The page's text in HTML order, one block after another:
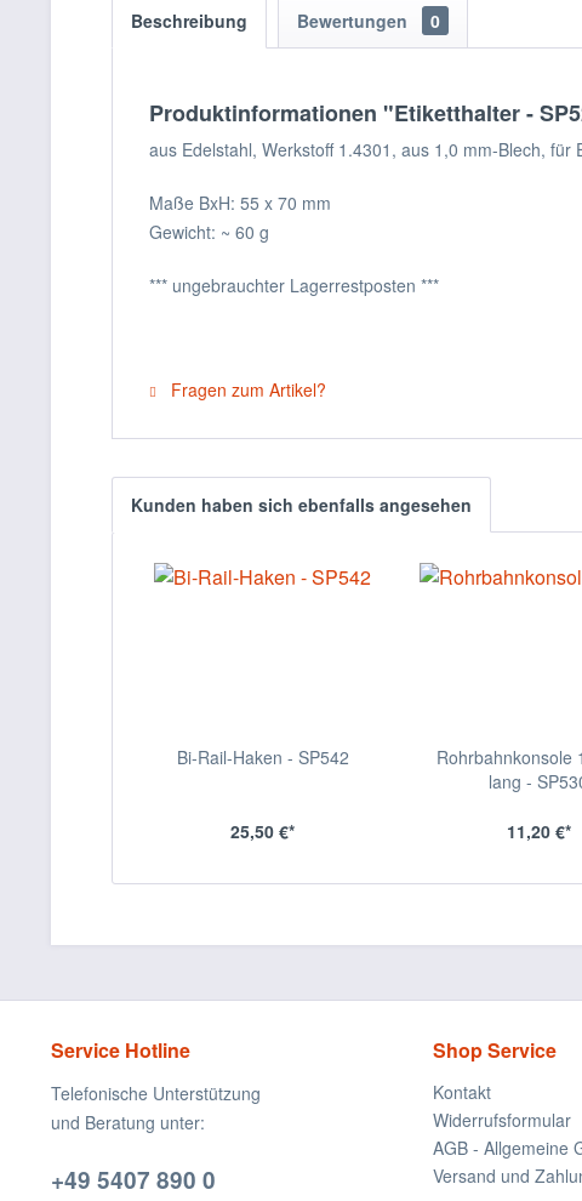
Beschreibung Bewertungen 0
Produktinformationen "Etiketthalter -
aus Edelstahl, Werkstoff 1.4301, aus 1,0 mm-Blech, für
Maße BxH: 55 x 70 mm
Gewicht: ~ 60 g
*** ungebrauchter Lagerrestposten ***
Fragen zum Artikel?
Kunden haben sich ebenfalls angesehen
Bi-Rail-Haken - SP542
25,50 €*
Rohrbahnkonsole
lang -
11,20 €*
Service Hotline
Telefonische Unterstützung
und Beratung unter:
+49 5407 890 0
Shop Service
Kontakt
Widerrufsformular
AGB - Allgemeine
Versand und